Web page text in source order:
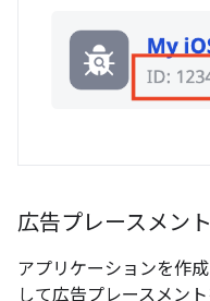
広告プレースメン
アプリケーションを作
して広告プレースメント